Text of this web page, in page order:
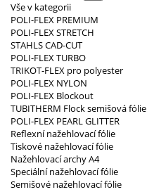
Vše v kategorii
POLI-FLEX PREMIUM
POLI-FLEX STRETCH
STAHLS CAD-CUT
POLI-FLEX TURBO
TRIKOT-FLEX pro polyester
POLI-FLEX NYLON
POLI-FLEX Blockout
TUBITHERM Flock semišová fólie
POLI-FLEX PEARL GLITTER
Reflexní nažehlovací fólie
Tiskové nažehlovací fólie
Nažehlovací archy A4
Speciální nažehlovací fólie
Semišové nažehlovací fólie